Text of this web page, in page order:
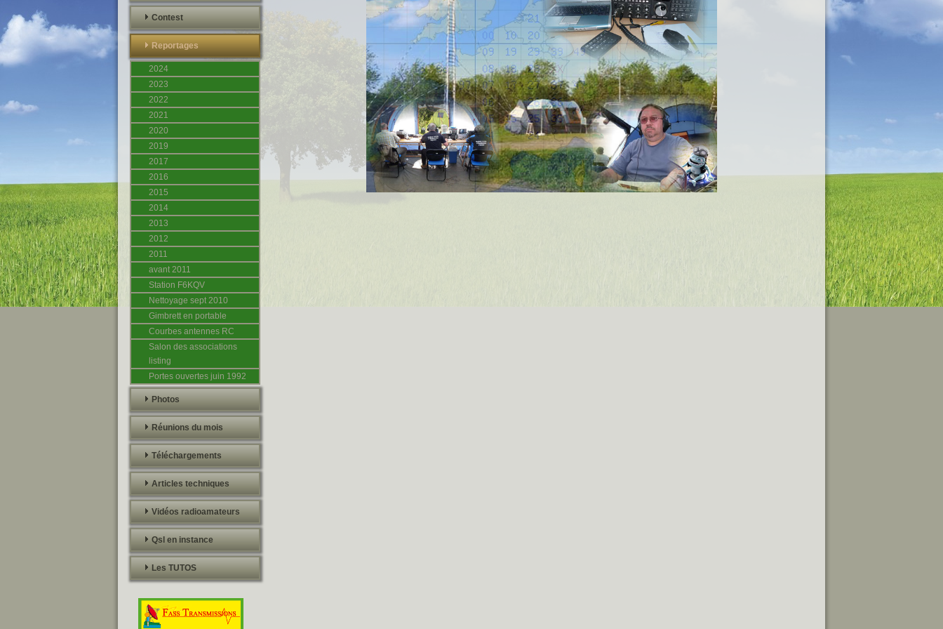
Contest
Reportages
2024
2023
2022
2021
2020
2019
2017
2016
2015
2014
2013
2012
2011
avant 2011
Station F6KQV
Nettoyage sept 2010
Gimbrett en portable
Courbes antennes RC
Salon des associations
listing
Portes ouvertes juin 1992
Photos
Réunions du mois
Téléchargements
Articles techniques
Vidéos radioamateurs
Qsl en instance
Les TUTOS